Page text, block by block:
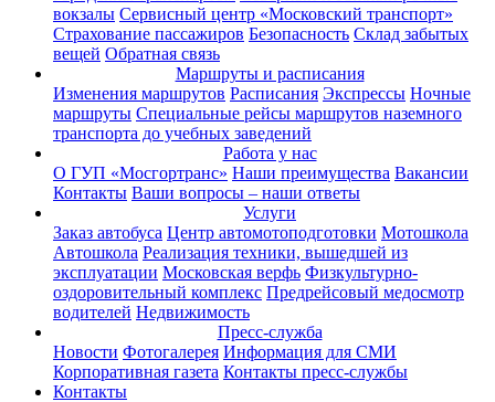
вокзалы Сервисный центр «Московский транспорт»
Страхование пассажиров Безопасность Склад забытых
вещей Обратная связь
Маршруты и расписания
Изменения маршрутов Расписания Экспрессы Ночные
маршруты Специальные рейсы маршрутов наземного
транспорта до учебных заведений
Работа у нас
О ГУП «Мосгортранс» Наши преимущества Вакансии
Контакты Ваши вопросы – наши ответы
Услуги
Заказ автобуса Центр автомотоподготовки Мотошкола
Автошкола Реализация техники, вышедшей из
эксплуатации Московская верфь Физкультурно-
оздоровительный комплекс Предрейсовый медосмотр
водителей Недвижимость
Пресс-служба
Новости Фотогалерея Информация для СМИ
Корпоративная газета Контакты пресс-службы
Контакты